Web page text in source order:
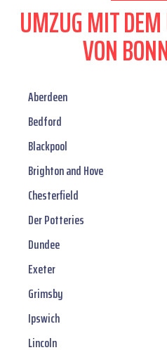
UMZUG MIT
VON
Aberdeen
Bedford
Blackpool
Brighton and Hove
Chesterfield
Der Potteries
Dundee
Exeter
Grimsby
Ipswich
Lincoln